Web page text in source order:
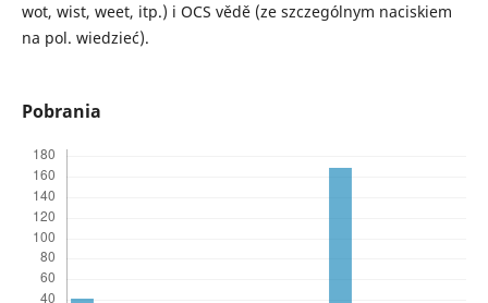
wot, wist, weet, itp.) i OCS vědě (ze szczególnym naciskiem
na pol. wiedzieć).
Pobrania